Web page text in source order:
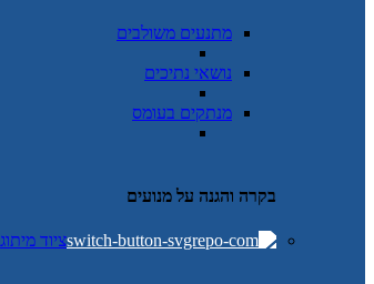
מתנעים משולבים
נושאי נתיכים
מנתקים בעומס
בקרה והגנה על מנועים
ציוד מיתוג